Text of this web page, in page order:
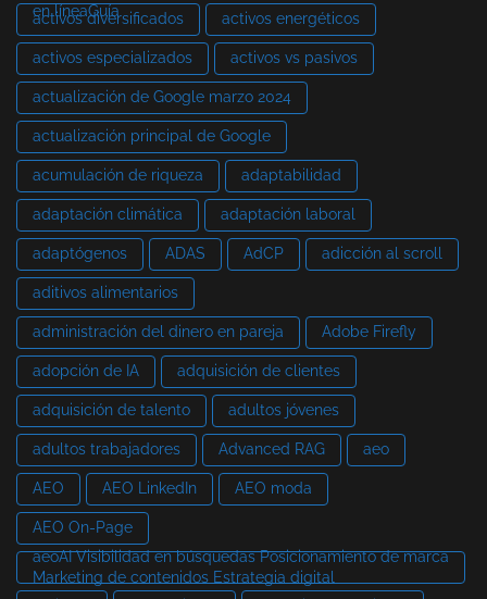
en líneaGuía
activos diversificados activos energéticos
activos especializados activos vs pasivos
actualización de Google marzo 2024
actualización principal de Google
acumulación de riqueza adaptabilidad
adaptación climática adaptación laboral
adaptógenos ADAS AdCP adicción al scroll
aditivos alimentarios
administración del dinero en pareja Adobe Firefly
adopción de IA adquisición de clientes
adquisición de talento adultos jóvenes
adultos trabajadores Advanced RAG aeo
AEO AEO LinkedIn AEO moda
AEO On-Page
aeoAI Visibilidad en búsquedas Posicionamiento de marca
Marketing de contenidos Estrategia digital